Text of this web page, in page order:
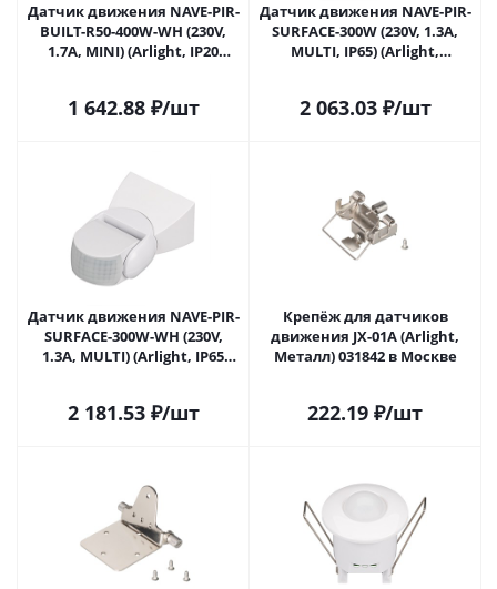
Датчик движения NAVE-PIR-
BUILT-R50-400W-WH (230V,
1.7A, MINI) (Arlight, IP20
1 642.88₽/шт
Датчик движения NAVE-PIR-
SURFACE-300W (230V, 1.3A,
MULTI, IP65) (Arlight,
2 063.03₽/шт
Датчик движения NAVE-PIR-
SURFACE-300W-WH (230V,
1.3A, MULTI) (Arlight, IP65
2 181.53₽/шт
Крепёж для датчиков
движения JX-01A (Arlight,
Металл) 031842 в Москве
222.19 ₽/шт